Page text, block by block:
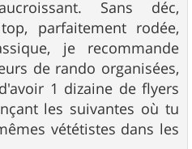
Sans déc,
parfaitement rodée,
je recommande
de rando organisées,
1 dizaine de flyers
les suivantes où tu
vététistes dans les